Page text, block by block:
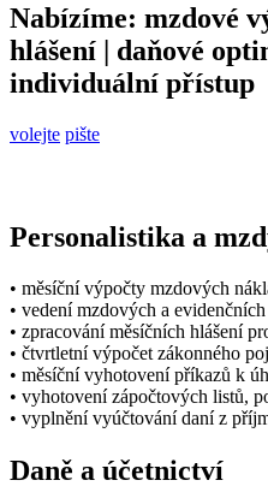
Nabízíme: mzdové
hlášení | daňové
individuální přístup
volejte pište
Personalistika a
• měsíční výpočty mzdových
• vedení mzdových a
• zpracování měsíčních hlášení
• čtvrtletní výpočet zákonného
• měsíční vyhotovení příkazů k
• vyhotovení zápočtových listů,
• vyplnění vyúčtování daní z
Daně a účetnictví